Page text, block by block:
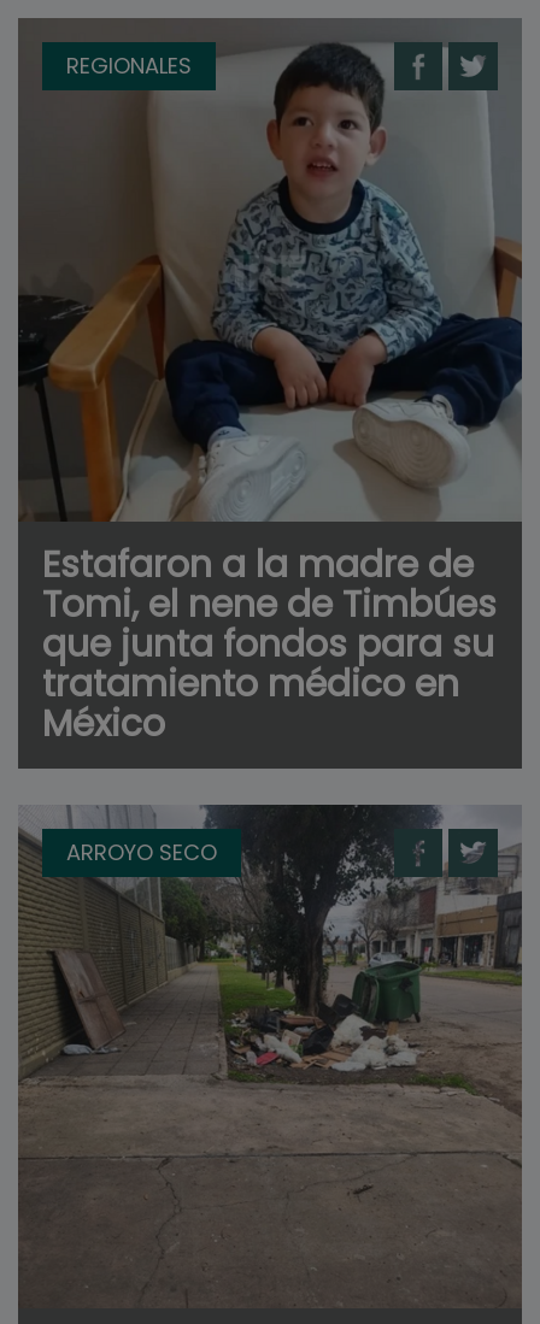
REGIONALES
Estafaron a la madre de
Tomi, el nene de Timbúes
que junta fondos para su
tratamiento médico en
México
ARROYO SECO